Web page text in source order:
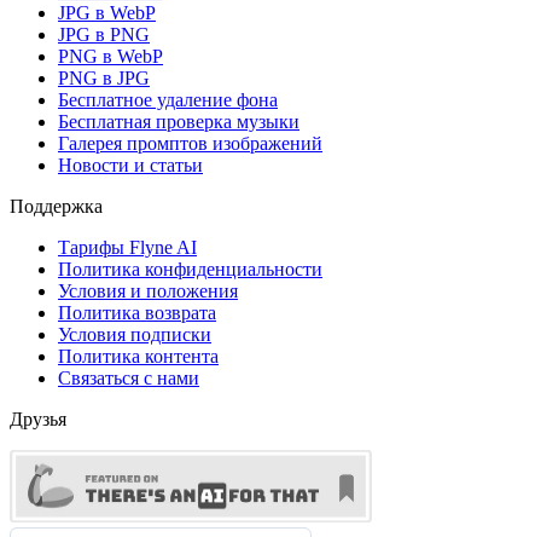
JPG в WebP
JPG в PNG
PNG в WebP
PNG в JPG
Бесплатное удаление фона
Бесплатная проверка музыки
Галерея промптов изображений
Новости и статьи
Поддержка
Тарифы Flyne AI
Политика конфиденциальности
Условия и положения
Политика возврата
Условия подписки
Политика контента
Связаться с нами
Друзья